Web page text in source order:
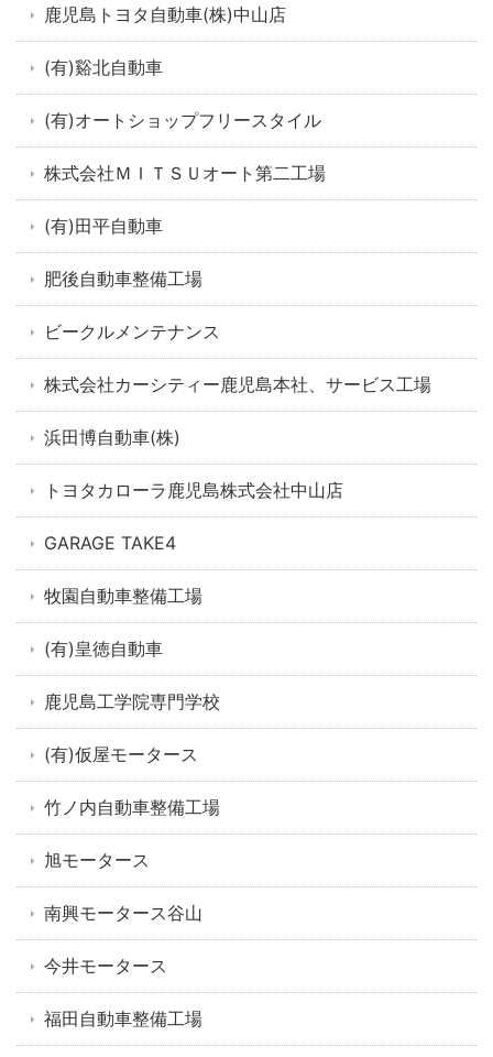
鹿児島トヨタ自動車(株)中山店
(有)谿北自動車
(有)オートショップフリースタイル
株式会社ＭＩＴＳＵオート第二工場
(有)田平自動車
肥後自動車整備工場
ビークルメンテナンス
株式会社カーシティー鹿児島本社、サービス工場
浜田博自動車(株)
トヨタカローラ鹿児島株式会社中山店
GARAGE TAKE4
牧園自動車整備工場
(有)皇徳自動車
鹿児島工学院専門学校
(有)仮屋モータース
竹ノ内自動車整備工場
旭モータース
南興モータース谷山
今井モータース
福田自動車整備工場